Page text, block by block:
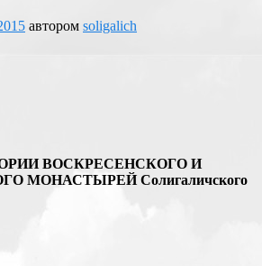
автором soligalich
ВОСКРЕСЕНСКОГО И
МОНАСТЫРЕЙ Солигаличского